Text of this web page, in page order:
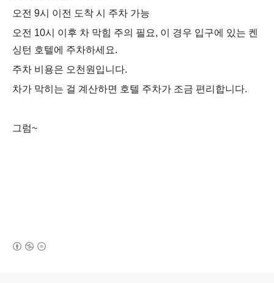
오전 9시 이전 도착 시 주차 가능
오전 10시 이후 차 막힘 주의 필요, 이 경우 입구에 있는 켄
싱턴 호텔에 주차하세요.
주차 비용은 오천원입니다.
차가 막히는 걸 계산하면 호텔 주차가 조금 편리합니다.
그럼~